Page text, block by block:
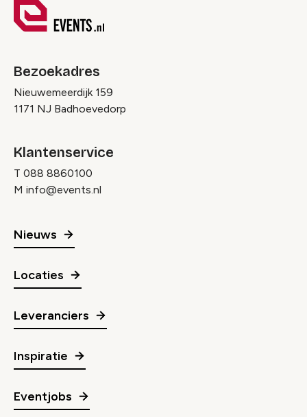
Bezoekadres
Nieuwemeerdijk 159
1171 NJ Badhoevedorp
Klantenservice
T 088 8860100
M info@events.nl
Nieuws
Locaties
Leveranciers
Inspiratie
Eventjobs